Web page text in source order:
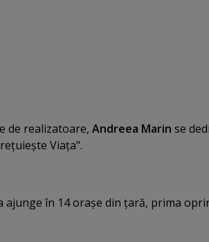
de realizatoare, Andreea Marin se
Viaţa".
ajunge în 14 oraşe din ţară, prima